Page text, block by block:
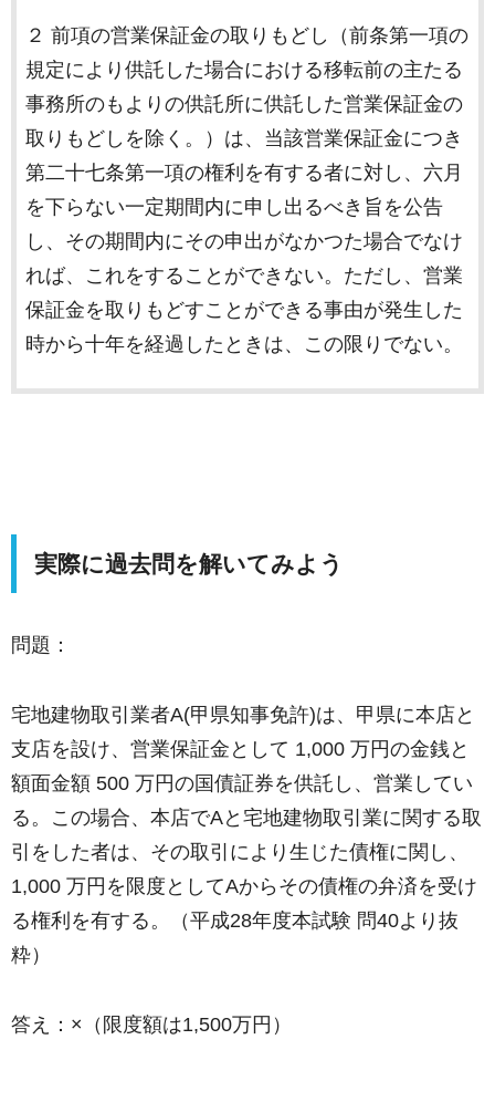
２ 前項の営業保証金の取りもどし（前条第一項の
規定により供託した場合における移転前の主たる
事務所のもよりの供託所に供託した営業保証金の
取りもどしを除く。）は、当該営業保証金につき
第二十七条第一項の権利を有する者に対し、六月
を下らない一定期間内に申し出るべき旨を公告
し、その期間内にその申出がなかつた場合でなけ
れば、これをすることができない。ただし、営業
保証金を取りもどすことができる事由が発生した
時から十年を経過したときは、この限りでない。
実際に過去問を解いてみよう
問題：
宅地建物取引業者A(甲県知事免許)は、甲県に本店と
支店を設け、営業保証金として 1,000 万円の金銭と
額面金額 500 万円の国債証券を供託し、営業してい
る。この場合、本店でAと宅地建物取引業に関する取
引をした者は、その取引により生じた債権に関し、
1,000 万円を限度としてAからその債権の弁済を受け
る権利を有する。（平成28年度本試験 問40より抜
粋）
答え：×（限度額は1,500万円）